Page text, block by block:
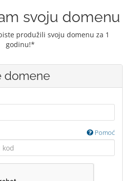
svoju domenu
produžili svoju domenu za 1
godinu!*
domene
Pomoć